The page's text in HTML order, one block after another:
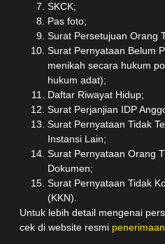
SKCK;
Pas foto;
Surat Persetujuan Orang
Surat Pernyataan Belum
menikah secara hukum
hukum adat);
Daftar Riwayat Hidup;
Surat Perjanjian IDP
Surat Pernyataan Tidak
Instansi Lain;
Surat Pernyataan Orang
Dokumen;
Surat Pernyataan Tidak
(KKN).
Untuk lebih detail mengenai
cek di website resmi